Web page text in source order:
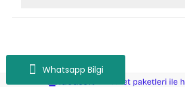
Whatsapp Bilgi
e-